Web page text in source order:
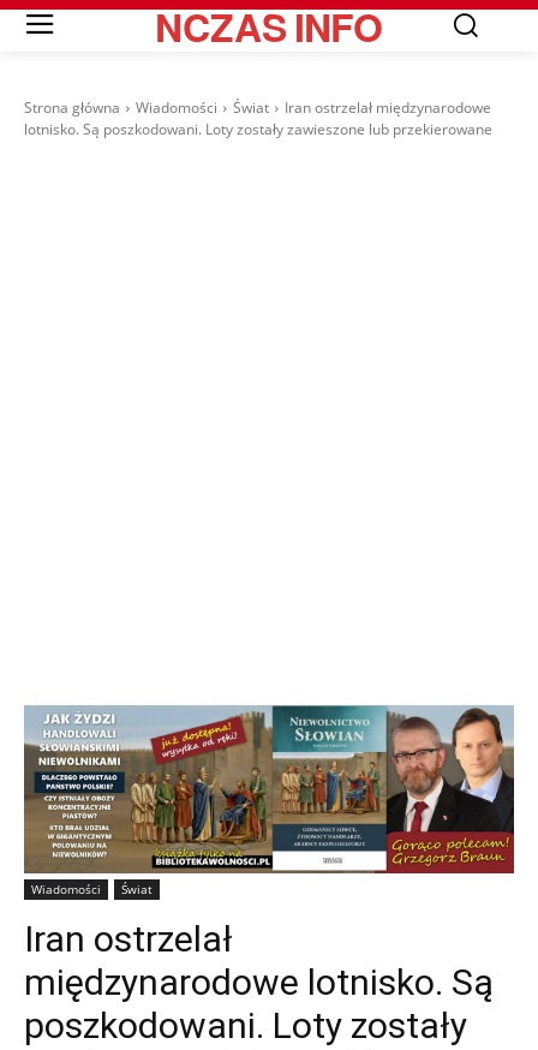
NCZASINFO
Strona główna Wiadomości Świat
Iran ostrzelał międzynarodowe
lotnisko. Są poszkodowani. Loty zostały zawieszone lub przekierowane
Wiadomości Świat
Iran ostrzelał
międzynarodowe lotnisko. Są
poszkodowani. Loty zostały